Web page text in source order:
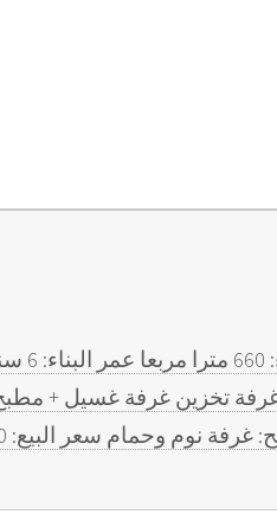
فيلتان
تخزين غرفة غسيل +
سعر البيع: 4,650,000 ريال قطري